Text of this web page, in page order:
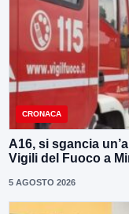
CRONACA
A16, si sgancia
Vigili del Fuoco a
5 AGOSTO 2026